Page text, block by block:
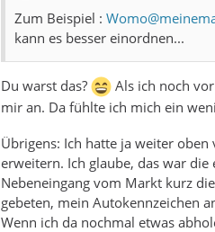
Zum Beispiel :
kann es besser einordnen...
Du warst das?
Als ich noch
mir an. Da fühlte ich mich ein
Übrigens: Ich hatte ja weiter
erweitern. Ich glaube, das war
Nebeneingang vom Markt kurz
gebeten, mein Autokennzeichen
Wenn ich da nochmal etwas